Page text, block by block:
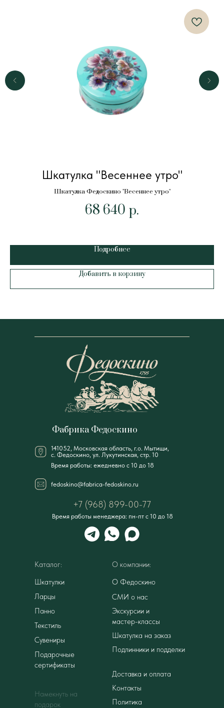
Шкатулка "Весеннее утро"
Шкатулка Федоскино "Весеннее утро"
68 640 р.
Подробнее
Добавить в корзину
141052, Московская область, г.о. Мытищи,
с. Федоскино, ул. Лукутинская, стр. 10
Фабрика Федоскино
+7 (968) 899-00-77
Время работы: ежедневно с 10 до 18
Время работы менеджера: пн-пт с 10 до 18
Каталог:
Шкатулки
Ларцы
Панно
Текстиль
Сувениры
Подарочные
сертификаты
Намекнуть на
подарок
О компании:
О Федоскино
Контакты
Экскурсии и
мастер-классы
Подлинники и подделки
Доставка и оплата
fedoskino@fabrica-fedoskino.ru
Шкатулка на заказ
Политика
СМИ о нас